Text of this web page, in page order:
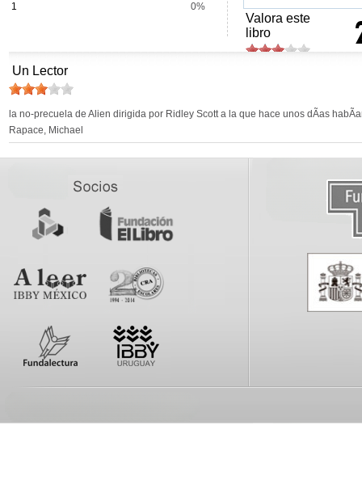
1
0%
Valora este
libro
Un Lector
la no-precuela de Alien dirigida por Ridley Scott a la que hace unos dÃ­as
Rapace, Michael